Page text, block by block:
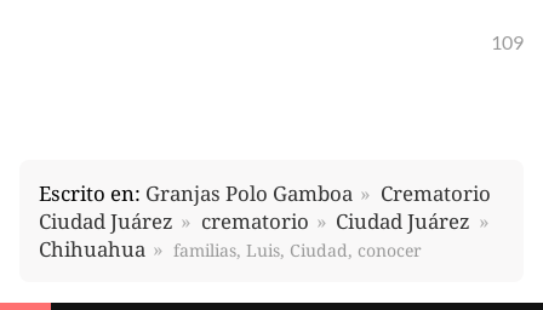
109
Escrito en: Granjas Polo Gamboa
Crematorio
Ciudad Juárez
crematorio
Ciudad Juárez
Chihuahua
familias, Luis, Ciudad, conocer